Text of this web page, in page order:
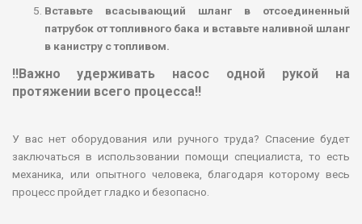
Вставьте всасывающий шланг в отсоединенный
патрубок от топливного бака и вставьте наливной шланг
в канистру с топливом.
!!Важно
удерживать насос одной рукой на
протяжении всего процесса!!
У вас нет оборудования или ручного труда? Спасение будет
заключаться в использовании помощи специалиста, то есть
механика, или опытного человека, благодаря которому весь
процесс пройдет гладко и безопасно.